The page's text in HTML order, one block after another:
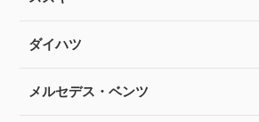
ダイハツ
メルセデス・ベンツ